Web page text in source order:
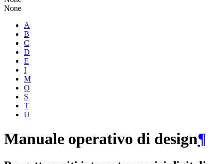
None
A
B
C
D
E
I
M
O
S
T
U
Manuale operativo di design¶